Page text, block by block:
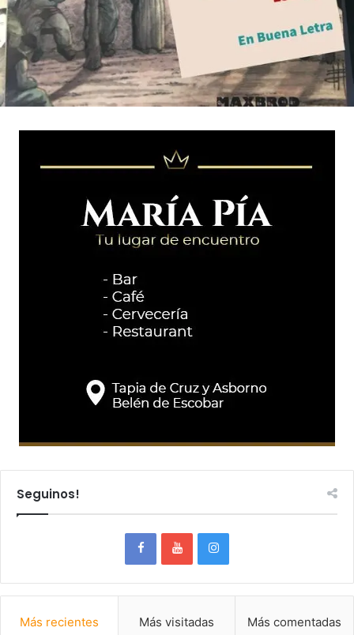
Seguinos!
Más recientes Más visitadas Más comentadas